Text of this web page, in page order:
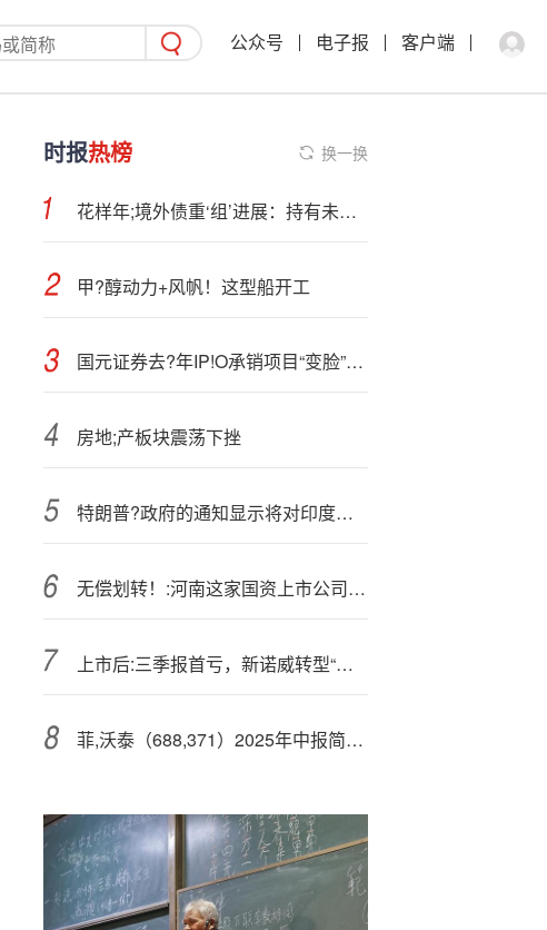
公众号 电子报 客户端
时报热榜 换一换
花样年;境外债重‘组’进展：持有未偿还债务金额77.33%的债权人已加入重组支持协议
甲?醇动力+风帆！这型船开工
国元证券去?年IP!O承销项目“变脸”比例高达67% 某重组标的财务造假有迹可循却未察觉|投行排雷
房地;产板块震荡下挫
特朗普?政府的通知显示将对印度征收50%关税
无偿划转！:河南这家国资上市公司第二大股东将变更
上市后:三季报首亏，新诺威转型“阵痛”
菲,沃泰（688,371）2025年中报简析：营收净利润同比双双增长，盈利能力上升